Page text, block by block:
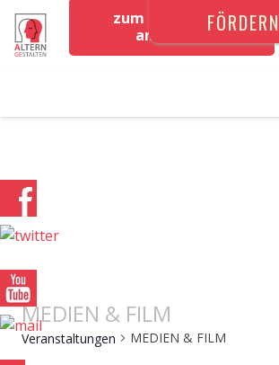
zum Newsletter
anmeldenFÖRDERN
MEDIEN & FILM
Veranstaltungen MEDIEN & FILM